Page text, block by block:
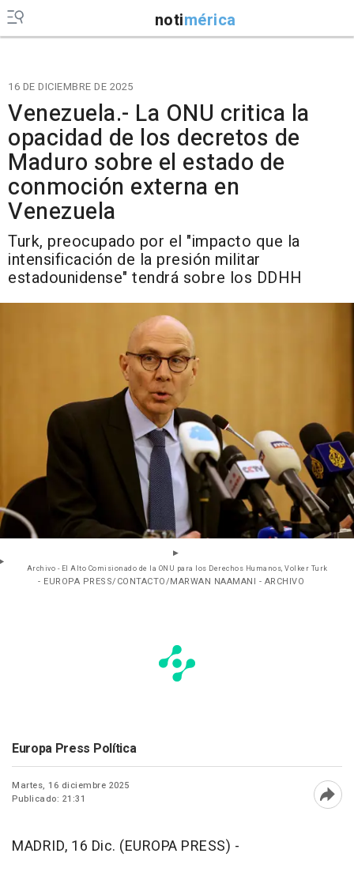
notimérica
16 DE DICIEMBRE DE 2025
Venezuela.- La ONU critica la
opacidad de los decretos de
Maduro sobre el estado de
conmoción externa en
Venezuela
Turk, preocupado por el "impacto que la
intensificación de la presión militar
estadounidense" tendrá sobre los DDHH
Archivo - El Alto Comisionado de la ONU para los Derechos Humanos, Volker Turk
- EUROPA PRESS/CONTACTO/MARWAN NAAMANI - ARCHIVO
Europa Press Política
Martes, 16 diciembre 2025
Publicado: 21:31
MADRID, 16 Dic. (EUROPA PRESS) -